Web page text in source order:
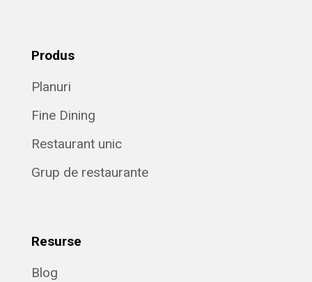
Produs
Planuri
Fine Dining
Restaurant unic
Grup de restaurante
Resurse
Blog